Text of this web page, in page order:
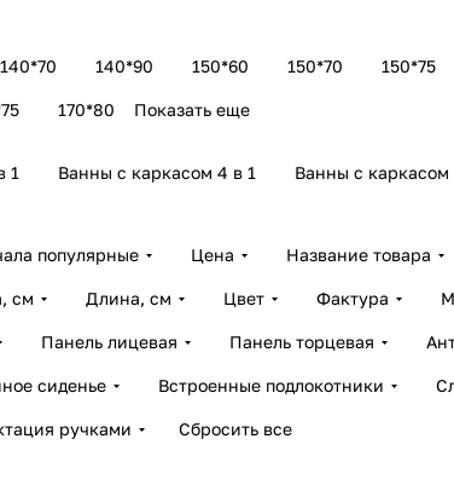
140*70 140*90 150*60 150*70 150*75
170*80 Показать еще
1 Ванны с каркасом 4 в 1 Ванны с каркасом
популярные Цена Название товара
см Длина, см Цвет Фактура
Панель лицевая Панель торцевая
сиденье Встроенные подлокотники
ручками Сбросить все